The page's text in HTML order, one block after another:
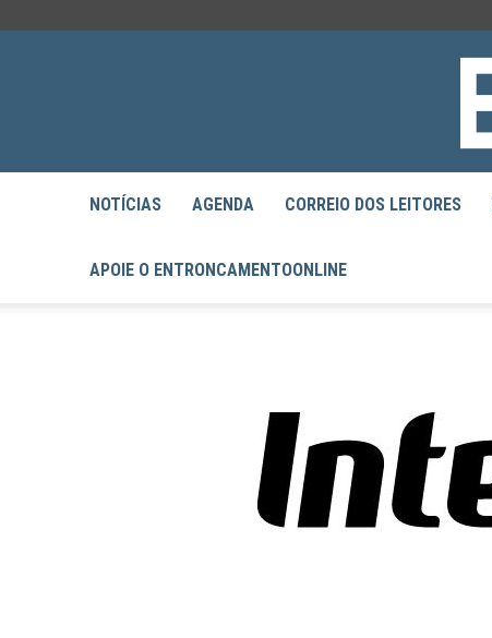
NOTÍCIAS AGENDA CORREIO DOS LEITORES
APOIE O ENTRONCAMENTOONLINE